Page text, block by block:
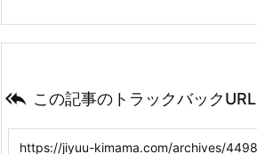
 この記事のトラックバックURL